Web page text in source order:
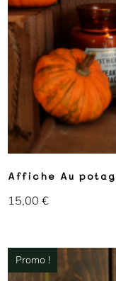
Affiche Au
15,00€
Promo !